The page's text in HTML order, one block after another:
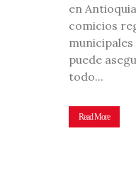
en
comicios
puede
todo...
Read More